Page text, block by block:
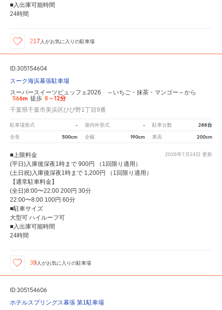
■入出庫可能時間
24時間
217 人がお気に入りの駐車場
ID:305154604
スーク海浜幕張駐車場
スーパースイーツビュッフェ2026 ～いちご・抹茶・マンゴー～から
566m 徒歩 8～12分
千葉県千葉市美浜区ひび野1丁目9番
駐車場形式 - 屋内外形式 - 駐車台数 288台
全長 500cm 全幅 190cm 車高 200cm
2026年7月24日 更新
■上限料金
(平日)入庫後深夜1時まで 900円 （1回限り適用）
(土日祝)入庫後深夜1時まで 1,200円 （1回限り適用）
【通常駐車料金】
(全日)8:00〜22:00 200円 30分
22:00〜8:00 100円 60分
■駐車サイズ
大型可 ハイルーフ可
■入出庫可能時間
24時間
39人がお気に入りの駐車場
ID:305154606
ホテルスプリングス幕張 第1駐車場